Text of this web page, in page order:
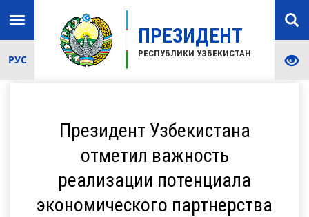
ПРЕЗИДЕНТ
РЕСПУБЛИКИ УЗБЕКИСТАН
Toggle
navigation
РУС
Президент Узбекистана
отметил важность
реализации потенциала
экономического партнерства